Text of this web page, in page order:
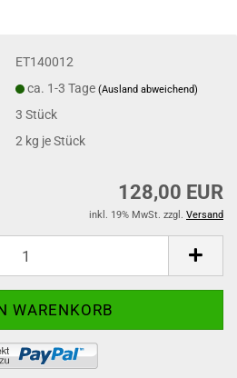
ET140012
ca. 1-3 Tage(Ausland abweichend)
3Stück
2 kg je Stück
128,00 EUR
inkl. 19% MwSt. zzgl. Versand